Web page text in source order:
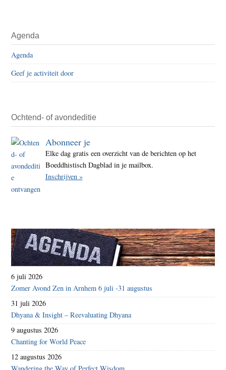
Agenda
Agenda
Geef je activiteit door
Ochtend- of avondeditie
Abonneer je
Elke dag gratis een overzicht van de berichten op het
Boeddhistisch Dagblad in je mailbox.
Inschrijven »
6 juli 2026
Zomer Avond Zen in Arnhem 6 juli -31 augustus
31 juli 2026
Dhyana & Insight – Reevaluating Dhyana
9 augustus 2026
Chanting for World Peace
12 augustus 2026